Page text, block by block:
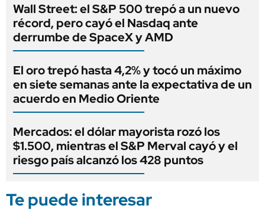
Wall Street: el S&P 500 trepó a un nuevo
récord, pero cayó el Nasdaq ante
derrumbe de SpaceX y AMD
El oro trepó hasta 4,2% y tocó un máximo
en siete semanas ante la expectativa de un
acuerdo en Medio Oriente
Mercados: el dólar mayorista rozó los
$1.500, mientras el S&P Merval cayó y el
riesgo país alcanzó los 428 puntos
Te puede interesar